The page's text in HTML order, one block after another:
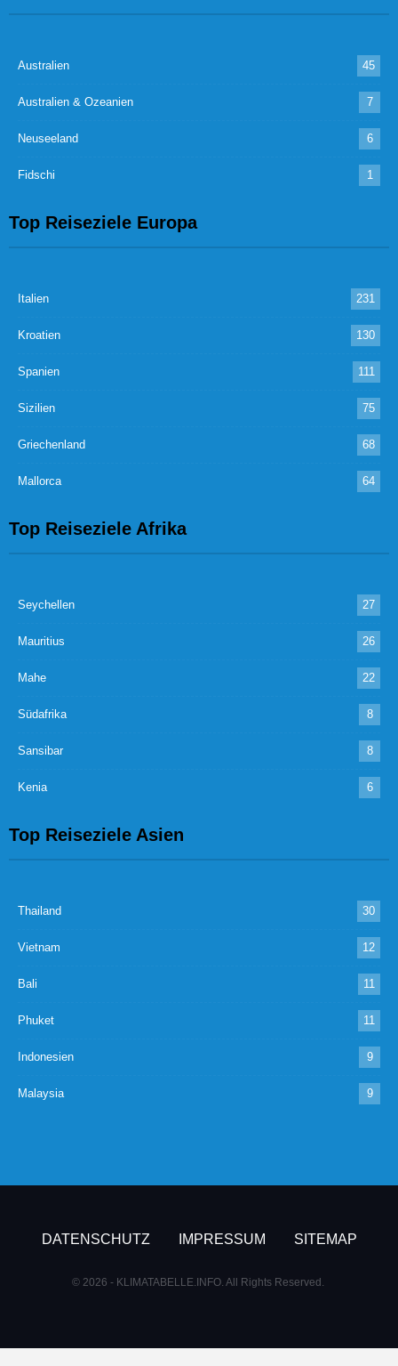
Australien 45
Australien & Ozeanien 7
Neuseeland 6
Fidschi 1
Top Reiseziele Europa
Italien 231
Kroatien 130
Spanien 111
Sizilien 75
Griechenland 68
Mallorca 64
Top Reiseziele Afrika
Seychellen 27
Mauritius 26
Mahe 22
Südafrika 8
Sansibar 8
Kenia 6
Top Reiseziele Asien
Thailand 30
Vietnam 12
Bali 11
Phuket 11
Indonesien 9
Malaysia 9
DATENSCHUTZ IMPRESSUM SITEMAP
© 2026 - KLIMATABELLE.INFO. All Rights Reserved.